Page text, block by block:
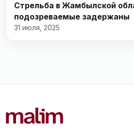
Стрельба в Жамбылской
подозреваемые задержаны
31 июля, 2025